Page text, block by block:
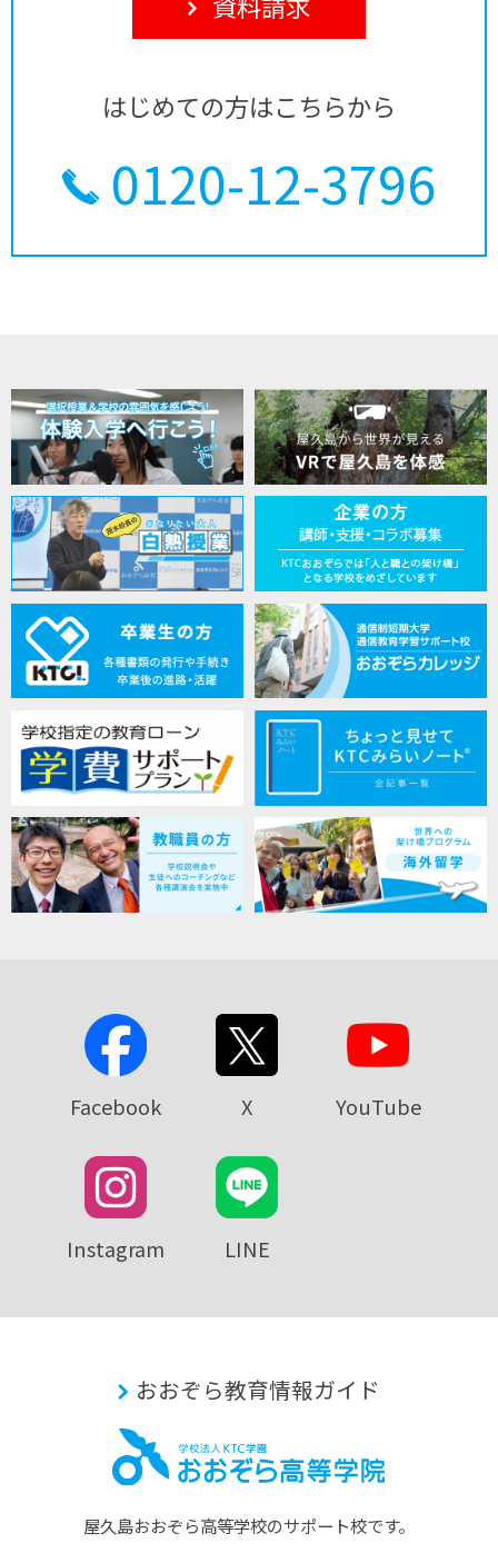
はじめての方はこちらから
0120-12-3796
Facebook X YouTube
Instagram LINE
おおぞら教育情報ガイド
屋久島おおぞら⾼等学校のサポート校です。